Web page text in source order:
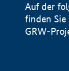
Auf der
finden
GRW-